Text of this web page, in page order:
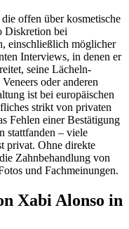
offen über kosmetische
Diskretion bei
einschließlich möglicher
Interviews, in denen er
seine Lächeln-
oder anderen
ist bei europäischen
strikt von privaten
Fehlen einer Bestätigung
stattfanden – viele
privat. Ohne direkte
Zahnbehandlung von
und Fachmeinungen.
Xabi Alonso in